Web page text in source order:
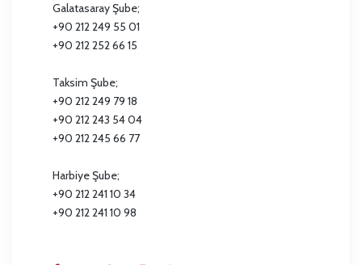
Galatasaray Şube;
+90 212 249 55 01
+90 212 252 66 15
Taksim Şube;
+90 212 249 79 18
+90 212 243 54 04
+90 212 245 66 77
Harbiye Şube;
+90 212 241 10 34
+90 212 241 10 98